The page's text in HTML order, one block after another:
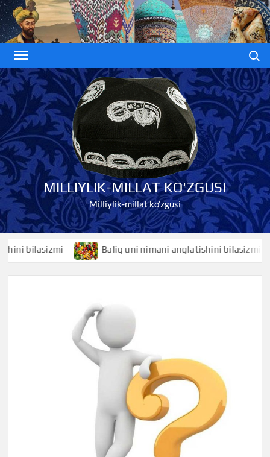
Skip
to
content
MILLIYLIK-MILLAT KO'ZGUSI
Milliylik-millat ko'zgusi
Baliq uni nimani anglatishini bilasizmi